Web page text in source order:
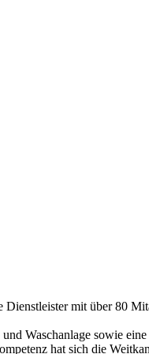
mit über 80
Waschanlage sowie
hat sich die